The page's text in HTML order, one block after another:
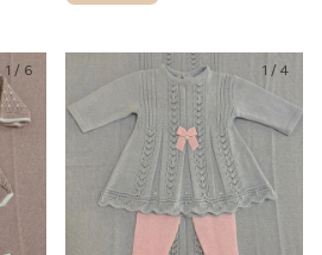
1 / 6 1 / 4